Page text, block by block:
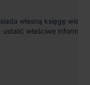
własną księgę
właściwe